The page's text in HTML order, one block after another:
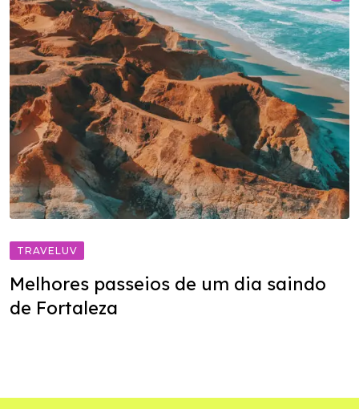
TRAVELUV
Melhores passeios de um dia saindo
de Fortaleza